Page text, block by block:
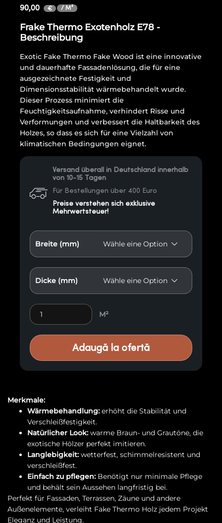
90,00 € / M²
Frake Thermo Exotenholz E78 -
Beschreibung
Exotic Fake Thermo Fake Wood ist eine innovative
und dauerhafte Fassadenlösung, die für eine
ausgezeichnete Festigkeit und
Dimensionsstabilität wärmebehandelt wurde.
Dieser Prozess minimiert die
Feuchtigkeitsaufnahme, verhindert Risse und
Verformungen und verbessert die Haltbarkeit des
Holzes, so dass es sich für eine Vielzahl von
klimatischen Bedingungen eignet.
Versand überall in Deutschland innerhalb
von 10-15 Tagen
Für Bestellungen über 400 Euro
Preise verstehen sich exklusive
Mehrwertsteuer!
Breite (mm)
Dicke (mm)
Frake Thermo Exotenholz E78 Menge
M²
Adaugă la ofertă
Merkmale:
Wärmebehandlung: erhöht die Stabilität und
Verschleißfestigkeit.
Natürlicher Look: warme Braun- und Grautöne, die
exotische Hölzer perfekt imitieren.
Langlebigkeit: wetterfest, schimmelresistent und
verschleißfest.
Einfach zu pflegen: Benötigt nur minimale Pflege
und behält sein Aussehen langfristig bei.
Perfekt für Fassaden, Terrassen, Zäune und andere
Außenelemente, verleiht Fake Thermo Holz jedem Projekt
Eleganz und Leistung.